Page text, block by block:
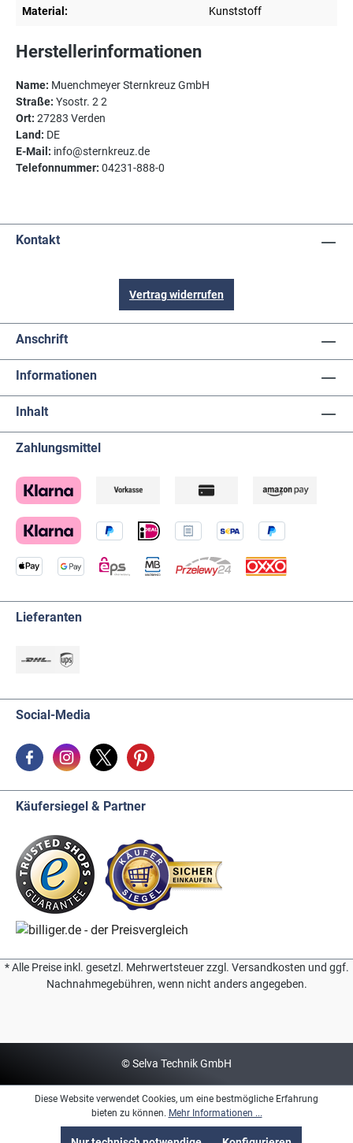
Material: Kunststoff
Herstellerinformationen
Name: Muenchmeyer Sternkreuz GmbH
Straße: Ysostr. 2 2
Ort: 27283 Verden
Land: DE
E-Mail: info@sternkreuz.de
Telefonnummer: 04231-888-0
Kontakt
Vertrag widerrufen
Anschrift
Informationen
Inhalt
Zahlungsmittel
Lieferanten
Social-Media
Käufersiegel & Partner
* Alle Preise inkl. gesetzl. Mehrwertsteuer zzgl. Versandkosten und ggf.
Nachnahmegebühren, wenn nicht anders angegeben.
© Selva Technik GmbH
Diese Website verwendet Cookies, um eine bestmögliche Erfahrung
bieten zu können. Mehr Informationen ...